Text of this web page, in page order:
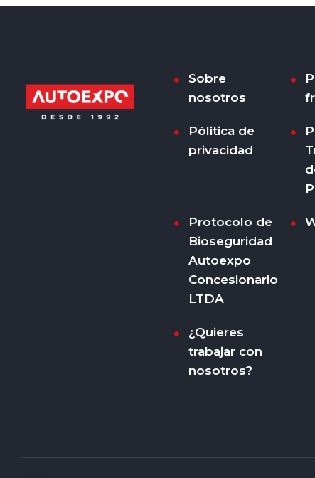
Sobre
nosotros
Pólitica de
privacidad
Protocolo de
Bioseguridad
Autoexpo
Concesionario
LTDA
¿Quieres
trabajar con
nosotros?